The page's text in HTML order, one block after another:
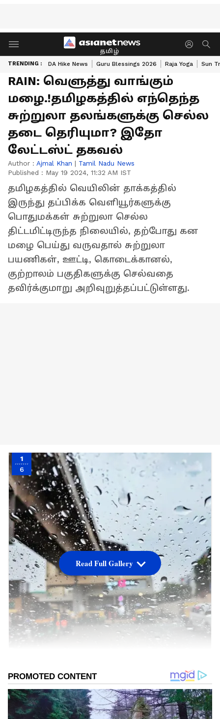
தமிழ்
TRENDING : DA Hike News Guru Blessings 2026 Raja Yoga Sun
RAIN: வெளுத்து வாங்கும்
மழை.!தமிழகத்தில் எந்தெந்த
சுற்றுலா தலங்களுக்கு செல்ல
தடை தெரியுமா? இதோ
லேட்டஸ்ட் தகவல்
Author : Ajmal Khan | Tamil Nadu News
Published : May 19 2024, 11:32 AM IST
தமிழகத்தில் வெயிலின் தாக்கத்தில்
இருந்து தப்பிக்க வெளியூர்களுக்கு
பொதுமக்கள் சுற்றுலா செல்ல
திட்டமிட்டிருந்த நிலையில், தற்போது கன
மழை பெய்து வருவதால் சுற்றுலா
பயணிகள், ஊட்டி, கொடைக்கானல்,
குற்றாலம் பகுதிகளுக்கு செல்வதை
தவிர்க்குமாறு அறிவுறுத்தப்பட்டுள்ளது.
1
6
வெயிலும் மழையும்
Read Full Gallery